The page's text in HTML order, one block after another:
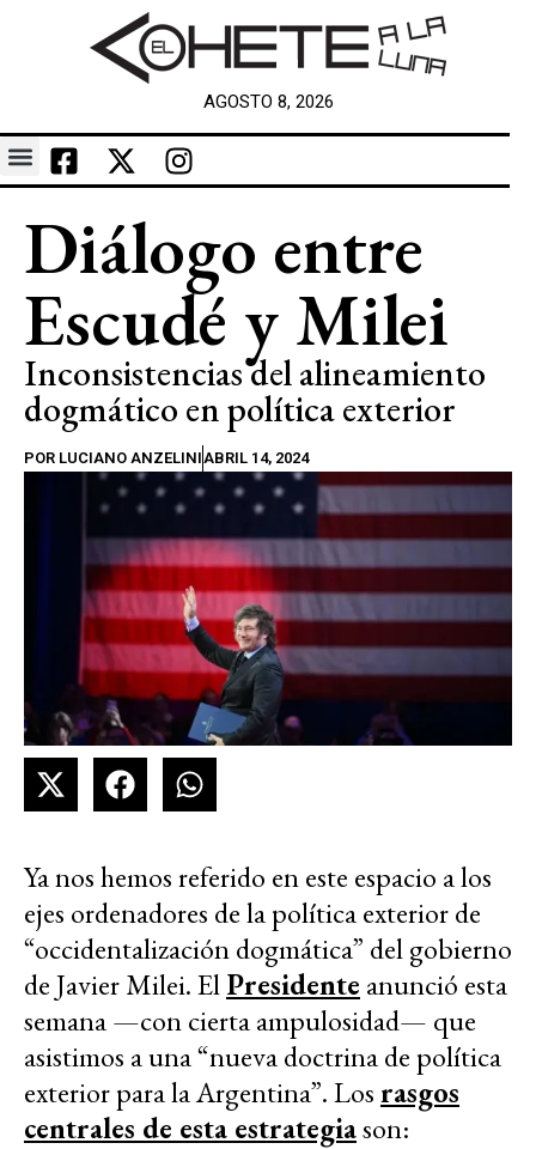
AGOSTO 8, 2026
Diálogo entre
Escudé y Milei
Inconsistencias del alineamiento
dogmático en política exterior
POR LUCIANO ANZELINIABRIL 14, 2024
Ya nos hemos referido en este espacio a los
ejes ordenadores de la política exterior de
“occidentalización dogmática” del gobierno
de Javier Milei. ElPresidente anunció esta
semana —con cierta ampulosidad— que
asistimos a una “nueva doctrina de política
exterior para la Argentina”. Losrasgos
centrales de esta estrategiason: